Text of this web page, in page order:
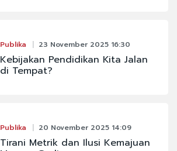
Publika 23 November 2025 16:30
Kebijakan Pendidikan Kita Jalan
di Tempat?
Publika 20 November 2025 14:09
Tirani Metrik dan Ilusi Kemajuan